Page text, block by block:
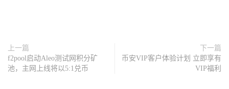
上一篇
f2pool启动Aleo测试网积分矿
池，主网上线将以5:1兑币
下一篇
币安VIP客户体验计划 立即享有
VIP福利